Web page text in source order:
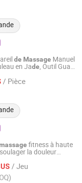
de Massage Manuel
en Jade, Outil Gua
/ Pièce
fitness à haute
la douleur
/ Jeu
2022